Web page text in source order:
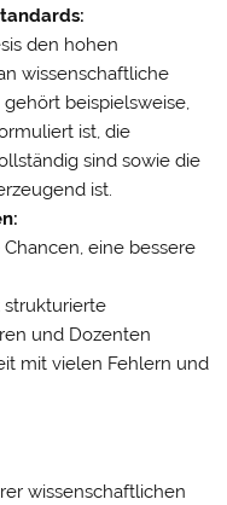
den hohen
wissenschaftliche
beispielsweise,
ist, die
sind sowie die
ist.
eine bessere
und Dozenten
mit vielen Fehlern und
wissenschaftlichen